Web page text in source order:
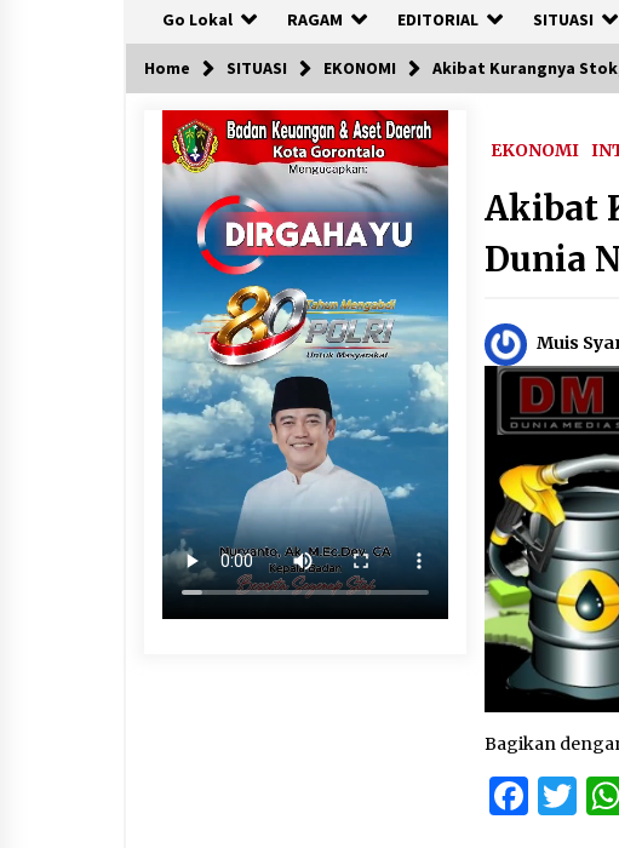
Go Lokal RAGAM EDITORIAL SITUASI
Home SITUASI EKONOMI Akibat Kurangnya
EKONOMI
Akibat
Dunia
Muis
Bagikan